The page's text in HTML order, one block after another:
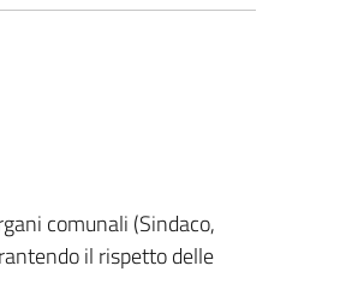
comunali (Sindaco,
il rispetto delle